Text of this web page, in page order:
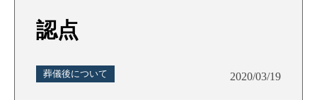
認点
葬儀後について 2020/03/19